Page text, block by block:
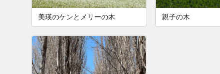
美瑛のケンとメリーの木 親子の木